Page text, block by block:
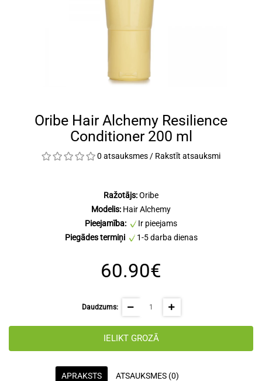
Oribe Hair Alchemy Resilience
Conditioner 200 ml
0 atsauksmes / Rakstīt atsauksmi
Ražotājs:Oribe
Modelis: Hair Alchemy
Pieejamība:
Ir pieejams
Piegādes termiņi
1-5 darba dienas
60.90€
Daudzums:
IELIKT GROZĀ
APRAKSTS ATSAUKSMES (0)